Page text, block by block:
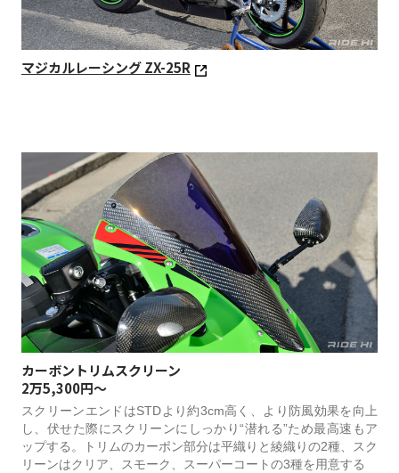
マジカルレーシング ZX-25R
カーボントリムスクリーン
2万5,300円～
スクリーンエンドはSTDより約3cm高く、より防風効果を向上
し、伏せた際にスクリーンにしっかり“潜れる”ため最高速もア
ップする。トリムのカーボン部分は平織りと綾織りの2種、スク
リーンはクリア、スモーク、スーパーコートの3種を用意する